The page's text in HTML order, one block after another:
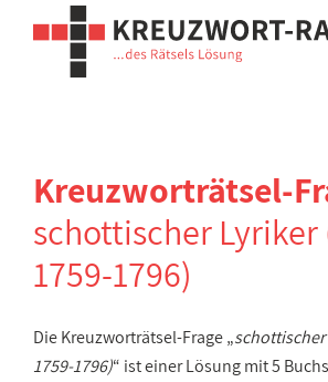
Kreuzworträtsel-
schottischer Lyriker
1759-1796)
Die Kreuzworträtsel-Frage „
1759-1796)“ ist einer Lösung mit 5